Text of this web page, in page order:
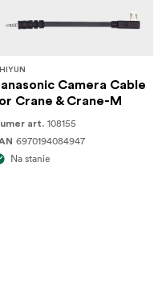
Camera Cable
Crane & Crane-M
art. 108155
6970194084947
Na stanie